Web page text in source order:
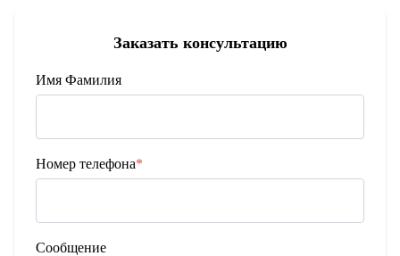
Заказать консультацию
Имя Фамилия
Номер телефона*
Сообщение